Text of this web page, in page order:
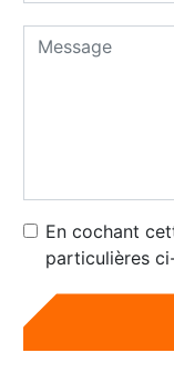
En cochant
particulières